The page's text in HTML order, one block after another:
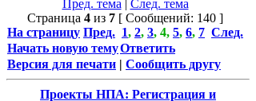
Пред. тема | След. тема
Страница 4 из 7 [ Сообщений: 140 ]
На страницу Пред. 1, 2, 3, 4, 5, 6, 7 След.
Начать новую темуОтветить
Версия для печати | Сообщить другу
Проекты НПА: Регистрация и